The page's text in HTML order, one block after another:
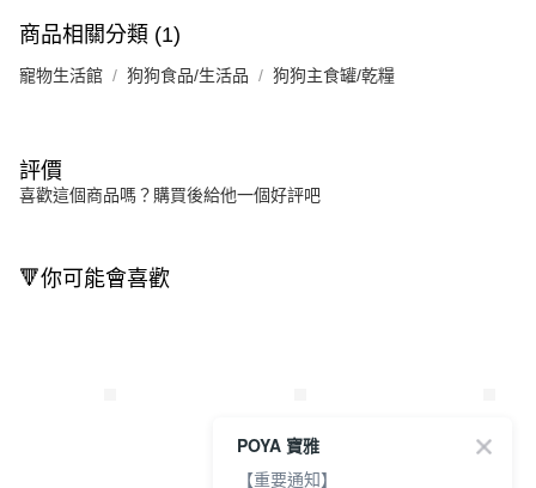
商品相關分類 (1)
寵物生活館 狗狗食品/生活品 狗狗主食罐/乾糧
評價
喜歡這個商品嗎？購買後給他一個好評吧
🔻你可能會喜歡
POYA 寶雅
【重要通知】